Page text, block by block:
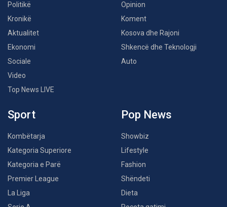
Politikë
Kronikë
Aktualitet
Ekonomi
Sociale
Video
Top News LIVE
Opinion
Koment
Kosova dhe Rajoni
Shkencë dhe Teknologji
Auto
Sport
Kombëtarja
Kategoria Superiore
Kategoria e Parë
Premier League
La Liga
Pop News
Showbiz
Lifestyle
Fashion
Shëndeti
Dieta